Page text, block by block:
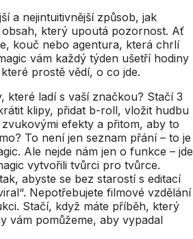
a nejintuitivnější způsob, jak
který upoutá pozornost. Ať
kouč nebo agentura, která chrlí
vám každý týden ušetří hodiny
prostě vědí, o co jde.
které ladí s vaší značkou? Stačí 3
klipy, přidat b-roll, vložit hudbu
efekty a přitom, aby to
To není jen seznam přání – to je
Ale nejde nám jen o funkce – jde
vytvořili tvůrci pro tvůrce.
abyste se bez starostí s editací
Nepotřebujete filmové vzdělání
Stačí, když máte příběh, který
vám pomůžeme, aby vypadal